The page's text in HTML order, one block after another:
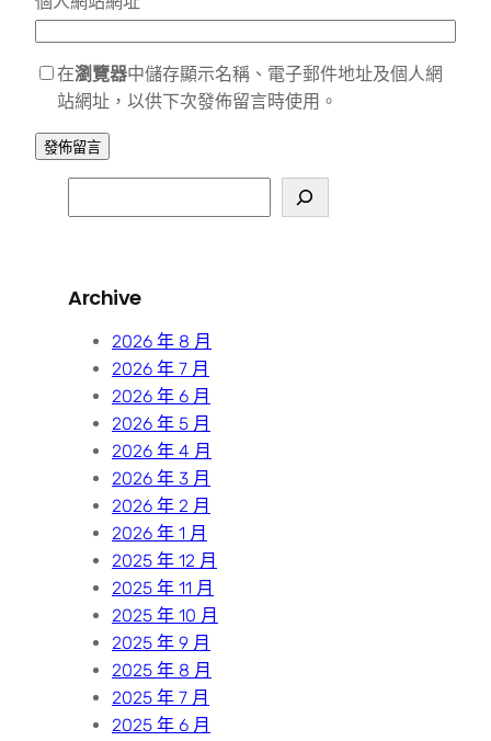
在瀏覽器中儲存顯示名稱、電子郵件地址及個人網
站網址，以供下次發佈留言時使用。
e
c
Archive
2026 年 8 月
2026 年 7 月
2026 年 6 月
2026 年 5 月
2026 年 4 月
2026 年 3 月
2026 年 2 月
2026 年 1 月
2025 年 12 月
2025 年 11 月
2025 年 10 月
2025 年 9 月
2025 年 8 月
2025 年 7 月
2025 年 6 月